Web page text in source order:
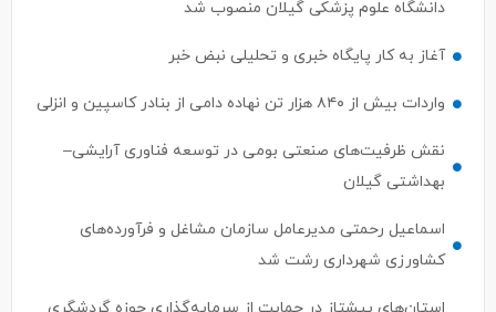
آغاز به کار پایگاه خبری و تحلیلی نبض خبر
واردات بیش از ۸۴۰ هزار تن نهاده دامی از بنادر كاسپین و انزلی
نقش ظرفیت‌های صنعتی بومی در توسعه فناوری آرایشی–
بهداشتی گیلان
اسماعیل رحمتی مدیرعامل سازمان مشاغل و فرآورده‌های
استان‌های پیشتاز در حمایت از سرمایه‌گذاری حوزه گردشگری